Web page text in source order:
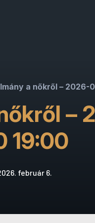
a nőkről – 2026-
–
19:00
február 6.